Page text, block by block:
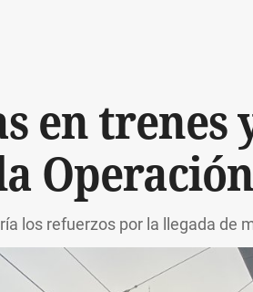
en trenes
los refuerzos por la llegada de